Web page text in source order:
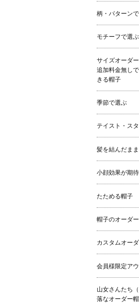
柄・パターン
モチーフで選ぶ
サイズオーダ
追加料金無し
きる帽子
季節で選ぶ
テイスト・ス
髪を結んだま
小顔効果が期
たためる帽子
帽子のオーダ
カスタムオー
会員様限定ア
山女さんたち
落なオーダー帽